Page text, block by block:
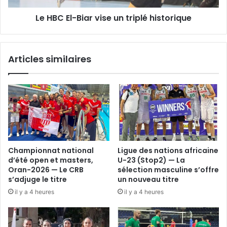
Le HBC El-Biar vise un triplé historique
Articles similaires
Championnat national
d’été open et masters,
Oran-2026 — Le CRB
s’adjuge le titre
il y a 4 heures
Ligue des nations africaine
U-23 (Stop2) — La
sélection masculine s’offre
un nouveau titre
il y a 4 heures